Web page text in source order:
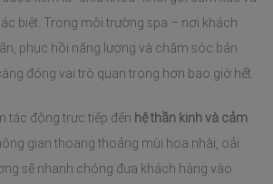
biệt. Trong môi trường spa – nơi khách
phục hồi năng lượng và chăm sóc bản
đóng vai trò quan trọng hơn bao giờ hết.
tác động trực tiếp đến hệ thần kinh và cảm
gian thoang thoảng mùi hoa nhài, oải
sẽ nhanh chóng đưa khách hàng vào